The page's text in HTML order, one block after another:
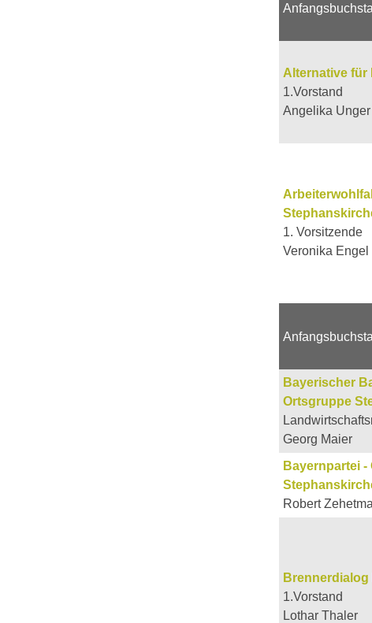
Alternative für
1.Vorstand
Angelika Unger
1. Vorsitzende
Veronika Engel
Bayerischer
Ortsgruppe
Georg Maier
Bayernpartei -
Robert
Brennerdialog
1.Vorstand
Lothar Thaler